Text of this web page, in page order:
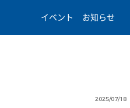
イベント
お知らせ
2025/07/18